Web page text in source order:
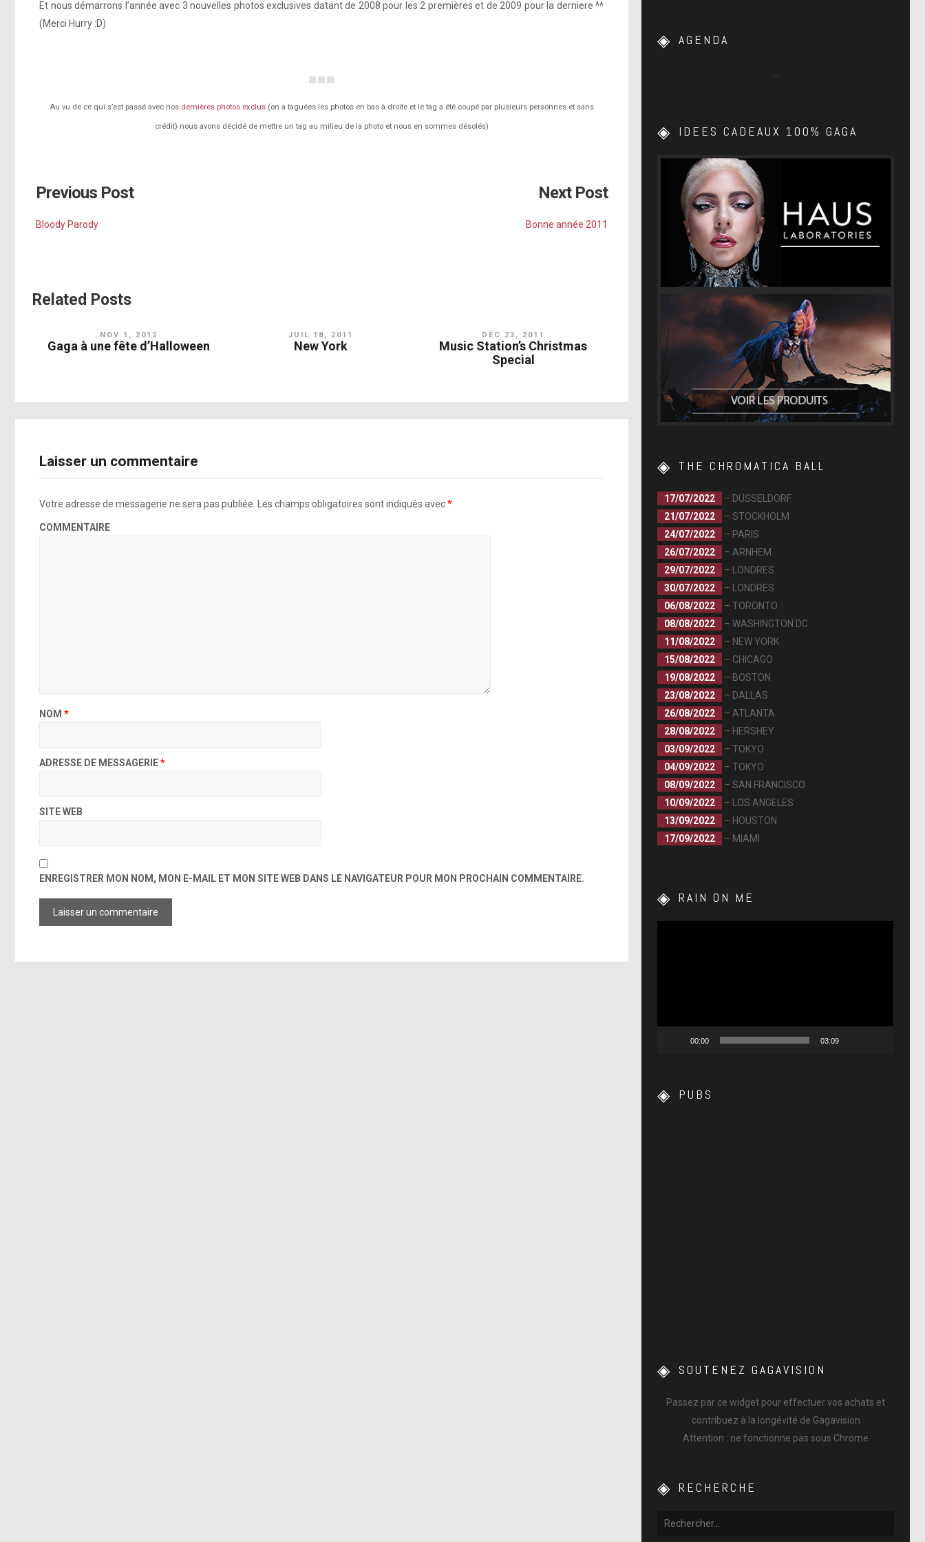
Et nous démarrons l’année avec 3 nouvelles photos exclusives datant de 2008 pour les 2 premières et de 2009 pour la derniere ^^
(Merci Hurry :D)
Au vu de ce qui s’est passé avec nos dernières photos exclus(on a taguées les photos en bas à droite et le tag a été coupé par plusieurs personnes et sans
crédit) nous avons décidé de mettre un tag au milieu de la photo et nous en sommes désolés)
Previous Post
Bloody Parody
Next Post
Bonne année 2011
Related Posts
NOV 1, 2012
Gaga à une fête d’Halloween
JUIL 18, 2011
New York
DÉC 23, 2011
Music Station’s Christmas
Special
Laisser un commentaire
Votre adresse de messagerie ne sera pas publiée. Les champs obligatoires sont indiqués avec*
COMMENTAIRE
NOM *
ADRESSE DE MESSAGERIE*
SITE WEB
ENREGISTRER MON NOM, MON E-MAIL ET MON SITE WEB DANS LE NAVIGATEUR POUR MON PROCHAIN COMMENTAIRE.
AGENDA
IDEES CADEAUX 100% GAGA
THE CHROMATICA BALL
17/07/2022
– DÜSSELDORF
21/07/2022
– STOCKHOLM
24/07/2022
– PARIS
26/07/2022
– ARNHEM
29/07/2022
– LONDRES
30/07/2022
– LONDRES
06/08/2022
– TORONTO
08/08/2022
– WASHINGTON DC
11/08/2022
– NEW YORK
15/08/2022
– CHICAGO
19/08/2022
– BOSTON
23/08/2022
– DALLAS
26/08/2022
– ATLANTA
28/08/2022
– HERSHEY
03/09/2022
– TOKYO
04/09/2022
– TOKYO
08/09/2022
– SAN FRANCISCO
10/09/2022
– LOS ANGELES
13/09/2022
– HOUSTON
17/09/2022
– MIAMI
RAIN ON ME
00:00 03:09
PUBS
SOUTENEZ GAGAVISION
Passez par ce widget pour effectuer vos achats et
contribuez à la longévité de Gagavision
Attention : ne fonctionne pas sous Chrome
RECHERCHE